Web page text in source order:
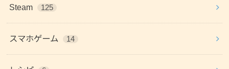
Steam 125
スマホゲーム 14